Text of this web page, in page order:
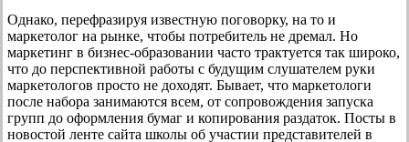
Однако, перефразируя известную поговорку, на то и
маркетолог на рынке, чтобы потребитель не дремал. Но
маркетинг в бизнес-образовании часто трактуется так широко,
что до перспективной работы с будущим слушателем руки
маркетологов просто не доходят. Бывает, что маркетологи
после набора занимаются всем, от сопровождения запуска
групп до оформления бумаг и копирования раздаток. Посты в
новостой ленте сайта школы об участии представителей в